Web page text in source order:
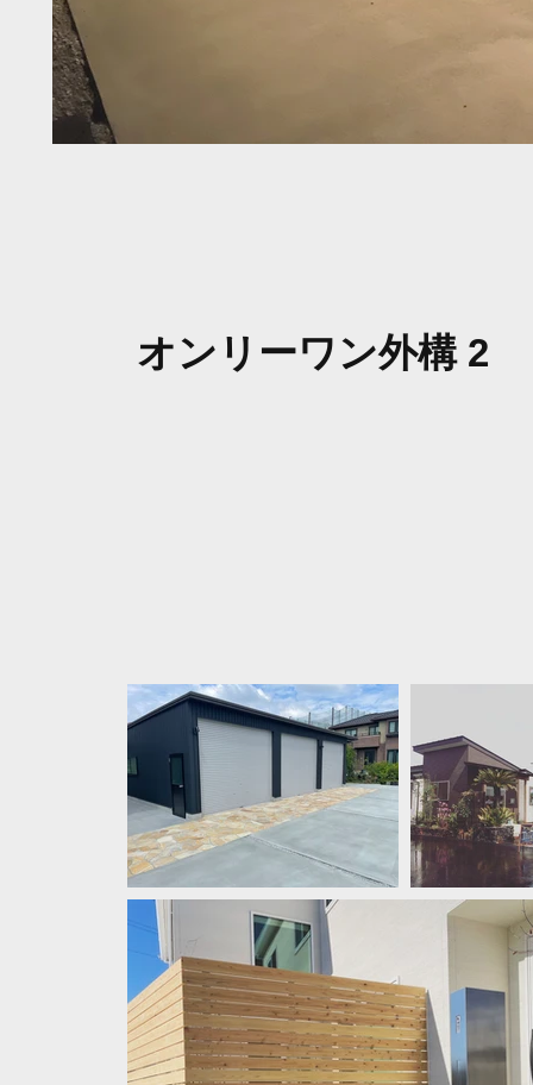
​オンリーワン外構 2